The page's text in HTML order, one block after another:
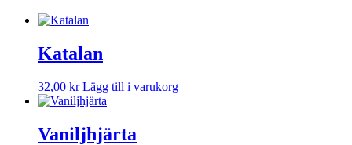
Katalan
32,00 kr Lägg till i varukorg
Vaniljhjärta